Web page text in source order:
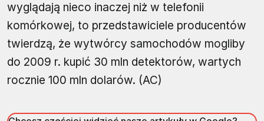
wyglądają nieco inaczej niż w telefonii
komórkowej, to przedstawiciele producentów
twierdzą, że wytwórcy samochodów mogliby
do 2009 r. kupić 30 mln detektorów, wartych
rocznie 100 mln dolarów. (AC)